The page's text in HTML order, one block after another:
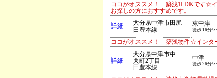
ココがオススメ！ 築浅1LDKです☆イ
お探しの方におすすめです。
詳細
大分県中津市田尻
日豊本線
東中津
徒歩 16分/
ココがオススメ！ 築浅物件☆インタ
詳細
大分県中津市中
央町2丁目
日豊本線
中津
徒歩 26分/